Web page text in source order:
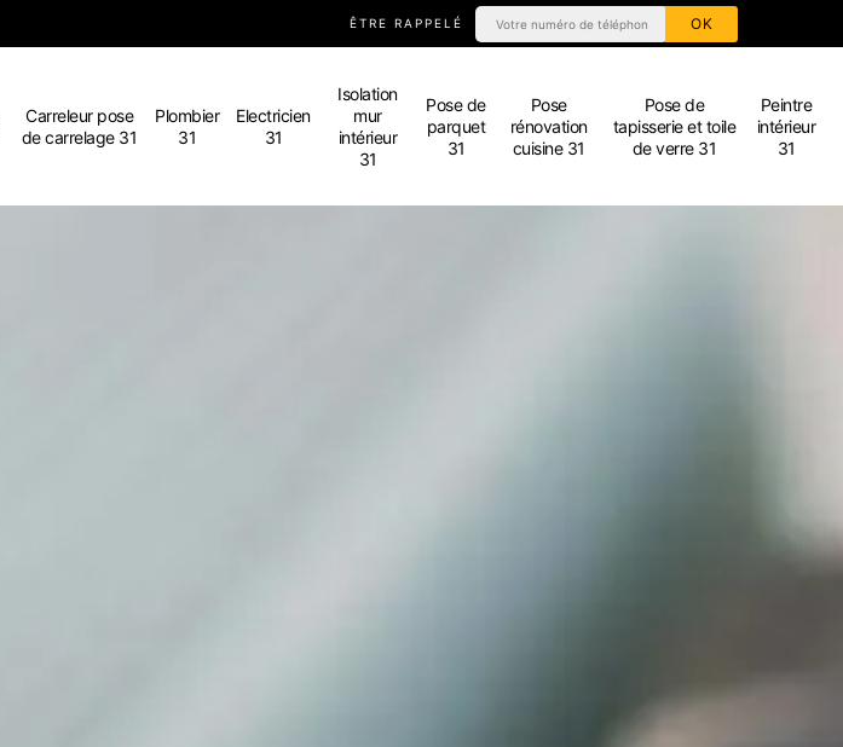
ÊTRE RAPPELÉ
Carreleur pose
de carrelage 31
Plombier
31
Electricien
31
Isolation
mur
intérieur
31
Pose de
parquet
31
Pose
rénovation
cuisine 31
Pose de
tapisserie et toile
de verre 31
Peintre
intérieur
31